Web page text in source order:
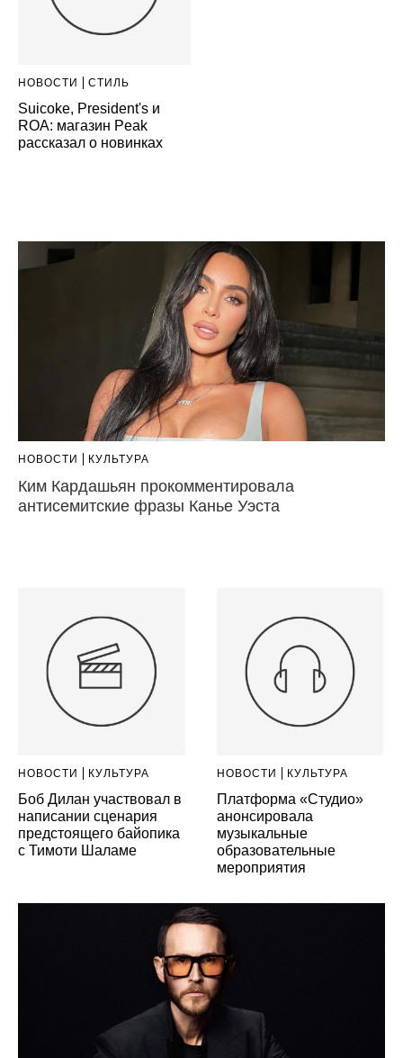
НОВОСТИ СТИЛЬ
Suicoke, President's и
ROA: магазин Peak
рассказал о новинках
НОВОСТИ КУЛЬТУРА
Ким Кардашьян прокомментировала
антисемитские фразы Канье Уэста
НОВОСТИ КУЛЬТУРА
Боб Дилан участвовал в
написании сценария
предстоящего байопика
с Тимоти Шаламе
НОВОСТИ КУЛЬТУРА
Платформа «Студио»
анонсировала
музыкальные
образовательные
мероприятия